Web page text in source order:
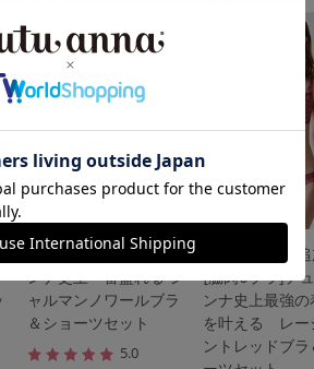
[特盛ブラ]チュチュア
ンナ史上一番盛れる シ
ャルマンノワールブラ
＆ショーツセット
5.0
【WEB限定色
[脇肉0ブラ]チ
ンナ史上最強
を叶える レー
ントレッドブ